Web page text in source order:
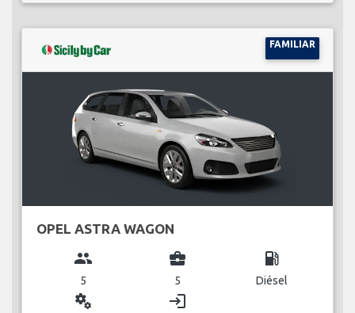
FAMILIAR
OPEL ASTRA WAGON
group
5
business_center
5
local_gas_station
Diésel
miscellaneous_services login